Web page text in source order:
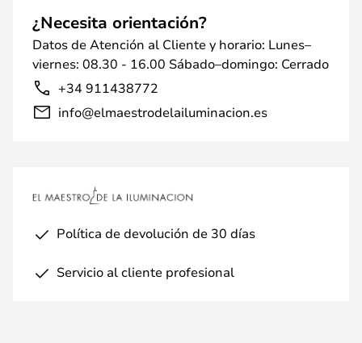
¿Necesita orientación?
Datos de Atención al Cliente y horario: Lunes–
viernes: 08.30 - 16.00 Sábado–domingo: Cerrado
+34 911438772
info@elmaestrodelailuminacion.es
Política de devolución de 30 días
Servicio al cliente profesional